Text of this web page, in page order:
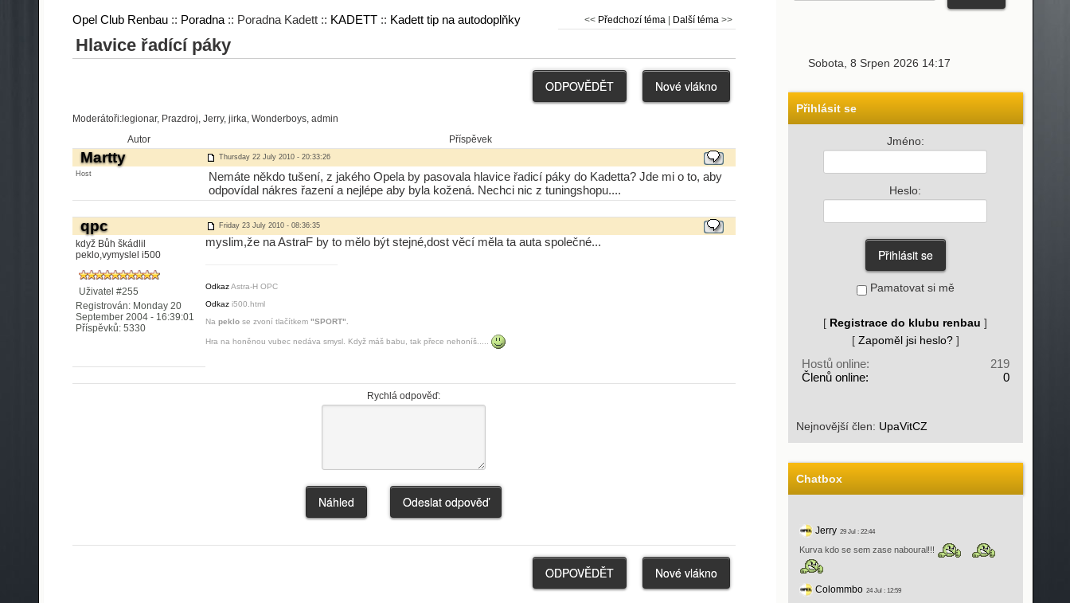
Opel Club Renbau:: Poradna:: Poradna Kadett :: KADETT:: Kadett tip na autodoplňky << Předchozí téma| Další téma>>
Hlavice řadící páky
Moderátoři:legionar, Prazdroj, Jerry, jirka, Wonderboys, admin
Autor
Příspěvek
Martty Thursday 22 July 2010 - 20:33:26
Host
Nemáte někdo tušení, z jakého Opela by pasovala hlavice řadicí páky do Kadetta? Jde mi o to, aby
odpovídal nákres řazení a nejlépe aby byla kožená. Nechci nic z tuningshopu....
qpc Friday 23 July 2010 - 08:36:35
když Bůh škádlil
peklo,vymyslel i500
Uživatel #255
Registrován: Monday 20
September 2004 - 16:39:01
Příspěvků: 5330
myslim,že na AstraF by to mělo být stejné,dost věcí měla ta auta společné...
OdkazAstra-H OPC
Odkazi500.html
Na peklose zvoní tlačítkem "SPORT".
Hra na honěnou vubec nedáva smysl. Když máš babu, tak přece nehoníš.....
Rychlá odpověď:
Sobota, 8 Srpen 2026 14:17
Přihlásit se
Jméno:
Heslo:
Pamatovat si mě
[ Registrace do klubu renbau ]
[ Zapoměl jsi heslo?]
Hostů online:
219
Členů online:
0
Nejnovější člen: UpaVitCZ
Chatbox
Jerry29 Jul : 22:44
Kurva kdo se sem zase naboural!!!
Colommbo24 Jul : 12:59